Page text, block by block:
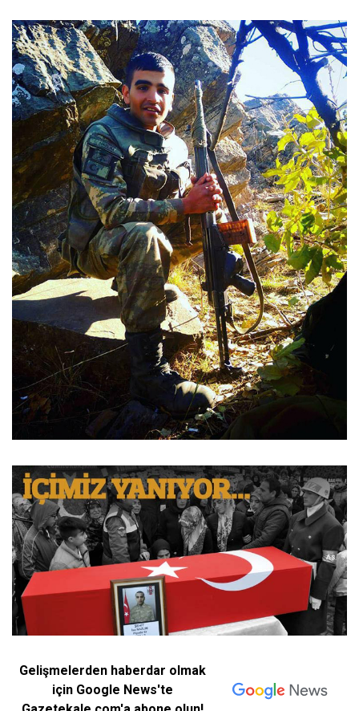
Gelişmelerden haberdar olmak
için Google News'te